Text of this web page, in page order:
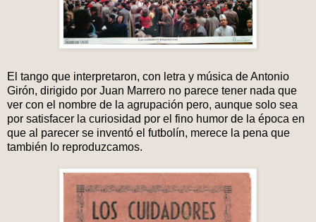
El tango que interpretaron, con letra y música de Antonio
Girón, dirigido por Juan Marrero no parece tener nada que
ver con el nombre de la agrupación pero, aunque solo sea
por satisfacer la curiosidad por el fino humor de la época en
que al parecer se inventó el futbolín, merece la pena que
también lo reproduzcamos.